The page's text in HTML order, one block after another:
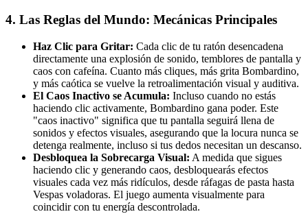
4. Las Reglas del Mundo: Mecánicas Principales
Haz Clic para Gritar: Cada clic de tu ratón desencadena
directamente una explosión de sonido, temblores de pantalla y
caos con cafeína. Cuanto más cliques, más grita Bombardino,
y más caótica se vuelve la retroalimentación visual y auditiva.
El Caos Inactivo se Acumula: Incluso cuando no estás
haciendo clic activamente, Bombardino gana poder. Este
"caos inactivo" significa que tu pantalla seguirá llena de
sonidos y efectos visuales, asegurando que la locura nunca se
detenga realmente, incluso si tus dedos necesitan un descanso.
Desbloquea la Sobrecarga Visual: A medida que sigues
haciendo clic y generando caos, desbloquearás efectos
visuales cada vez más ridículos, desde ráfagas de pasta hasta
Vespas voladoras. El juego aumenta visualmente para
coincidir con tu energía descontrolada.